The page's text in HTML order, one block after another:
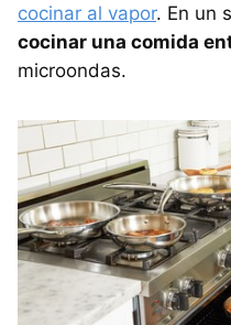
cocinar al vapor. En un
cocinar una comida
microondas.